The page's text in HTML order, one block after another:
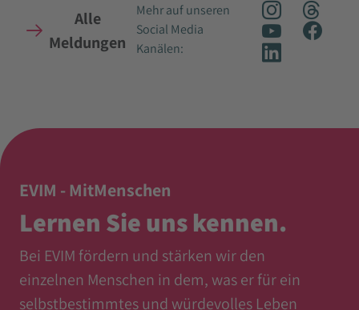
Alle
Meldungen
Mehr auf unseren
Social Media
Kanälen:
EVIM - MitMenschen
Lernen Sie uns kennen.
Bei EVIM fördern und stärken wir den
einzelnen Menschen in dem, was er für ein
selbstbestimmtes und würdevolles Leben